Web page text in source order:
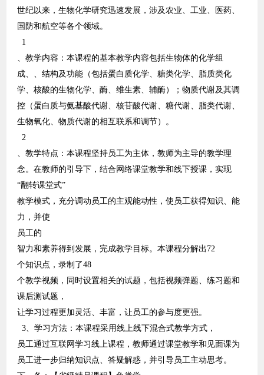
世纪以来，生物化学研究迅速发展，涉及农业、工业、医药、
国防和航空等各个领域。
1
、教学内容：本课程的基本教学内容包括生物体的化学组
成、、结构及功能（包括蛋白质化学、糖类化学、脂质类化
学、核酸的生物化学、酶、维生素、辅酶）；物质代谢及其调
控（蛋白质与氨基酸代谢、核苷酸代谢、糖代谢、脂类代谢、
生物氧化、物质代谢的相互联系和调节）。
2
、教学特点：本课程坚持员工为主体，教师为主导的教学理
念。在教师的引导下，结合网络课堂教学和线下授课，实现
“翻转课堂式”
教学模式，充分调动员工的主观能动性，使员工获得知识、能
力，并使
员工的
智力和素养得到发展，完成教学目标。本课程分解出 72
个知识点，录制了48
个教学视频，同时设置相关的试题，包括视频弹题、练习题和
课后测试题，
让学习过程更加灵活、丰富，让员工的参与度更强。
3、学习方法：本课程采用线上线下混合式教学方式，
员工通过互联网学习线上课程，教师通过课堂教学和见面课为
员工进一步归纳知识点、答疑解惑，并引导员工主动思考。